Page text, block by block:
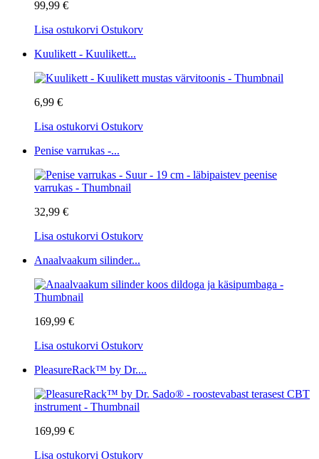
99,99 €
Lisa ostukorvi Ostukorv
Kuulikett - Kuulikett...
6,99 €
Lisa ostukorvi Ostukorv
Penise varrukas -...
32,99 €
Lisa ostukorvi Ostukorv
Anaalvaakum silinder...
169,99 €
Lisa ostukorvi Ostukorv
PleasureRack™ by Dr....
169,99 €
Lisa ostukorvi Ostukorv